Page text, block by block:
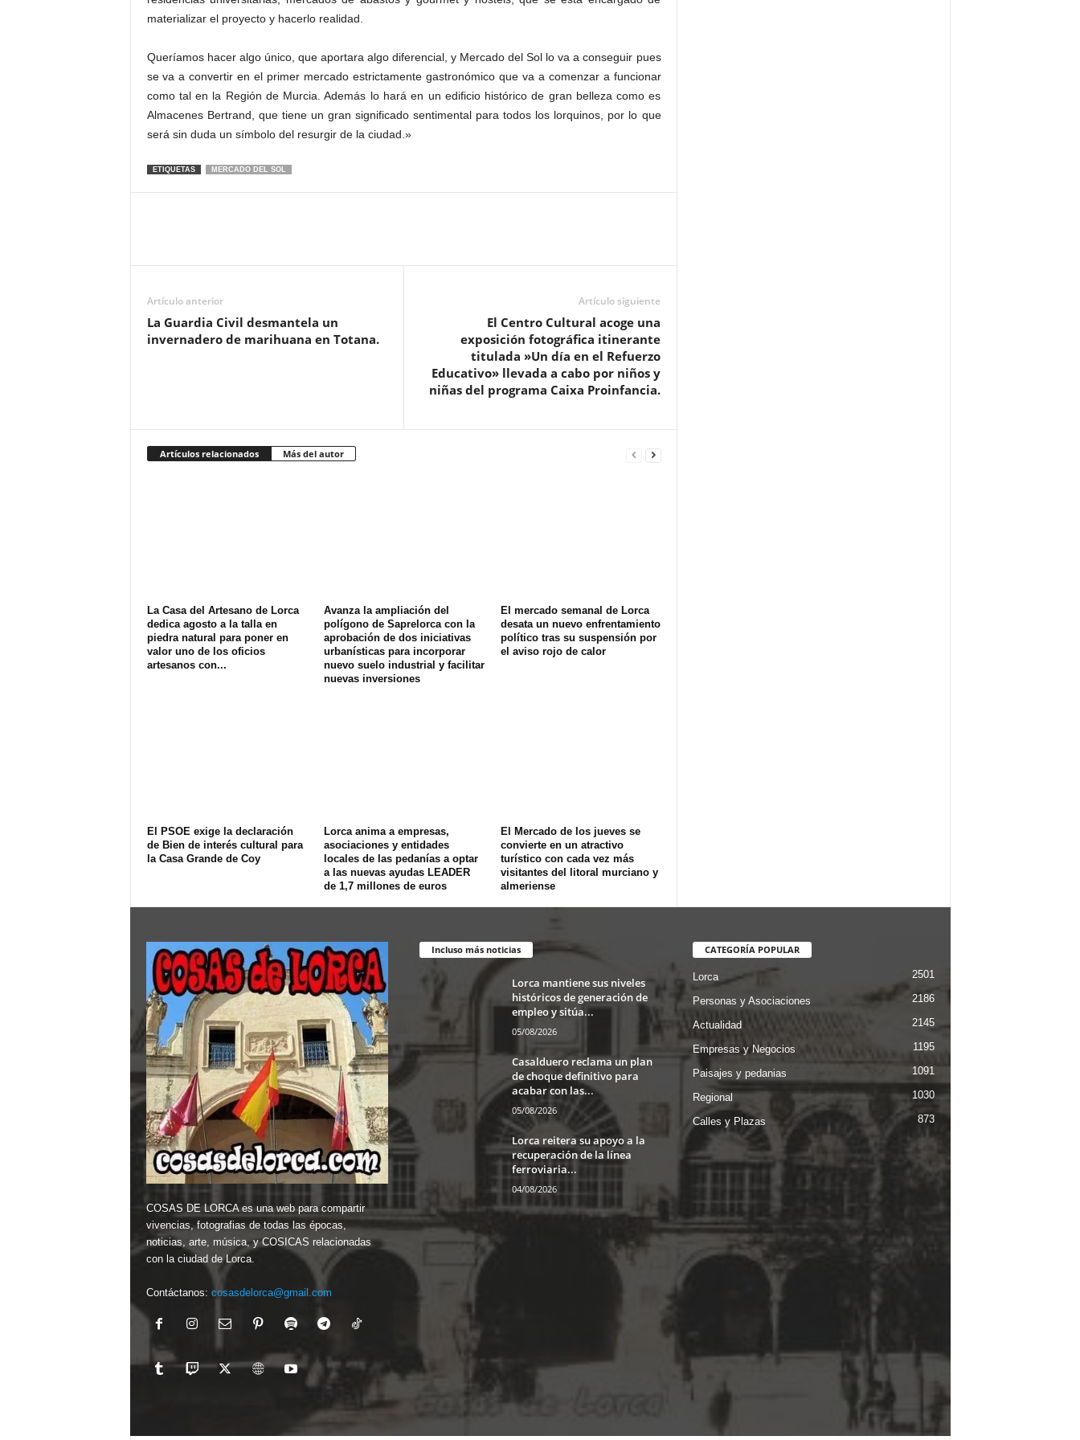
materializar el proyecto y hacerlo realidad.
Queríamos hacer algo único, que aportara algo diferencial, y Mercado del Sol lo va a conseguir pues
se va a convertir en el primer mercado estrictamente gastronómico que va a comenzar a funcionar
como tal en la Región de Murcia. Además lo hará en un edificio histórico de gran belleza como es
Almacenes Bertrand, que tiene un gran significado sentimental para todos los lorquinos, por lo que
será sin duda un símbolo del resurgir de la ciudad.»
ETIQUETAS MERCADO DEL SOL
Artículo anterior
La Guardia Civil desmantela un
invernadero de marihuana en Totana.
Artículo siguiente
El Centro Cultural acoge una
exposición fotográfica itinerante
titulada »Un día en el Refuerzo
Educativo» llevada a cabo por niños y
niñas del programa Caixa Proinfancia.
Artículos relacionados Más del autor
La Casa del Artesano de Lorca
dedica agosto a la talla en
piedra natural para poner en
valor uno de los oficios
artesanos con...
Avanza la ampliación del
polígono de Saprelorca con la
aprobación de dos iniciativas
urbanísticas para incorporar
nuevo suelo industrial y facilitar
nuevas inversiones
El mercado semanal de Lorca
desata un nuevo enfrentamiento
político tras su suspensión por
el aviso rojo de calor
El PSOE exige la declaración
de Bien de interés cultural para
la Casa Grande de Coy
Lorca anima a empresas,
asociaciones y entidades
locales de las pedanías a optar
a las nuevas ayudas LEADER
de 1,7 millones de euros
El Mercado de los jueves se
convierte en un atractivo
turístico con cada vez más
visitantes del litoral murciano y
almeriense
COSAS DE LORCA es una web para compartir
vivencias, fotografias de todas las épocas,
noticias, arte, música, y COSICAS relacionadas
con la ciudad de Lorca.
Contáctanos: cosasdelorca@gmail.com
Incluso más noticias
Lorca mantiene sus niveles
históricos de generación de
empleo y sitúa...
05/08/2026
Casalduero reclama un plan
de choque definitivo para
acabar con las...
05/08/2026
Lorca reitera su apoyo a la
recuperación de la línea
ferroviaria...
04/08/2026
CATEGORÍA POPULAR
Lorca 2501
Personas y Asociaciones 2186
Actualidad 2145
Empresas y Negocios 1195
Paisajes y pedanias 1091
Regional 1030
Calles y Plazas 873